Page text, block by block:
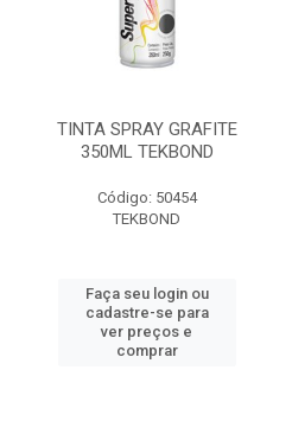
TINTA SPRAY GRAFITE
350ML TEKBOND
Código: 50454
TEKBOND
Faça seu login ou
cadastre-se para
ver preços e
comprar